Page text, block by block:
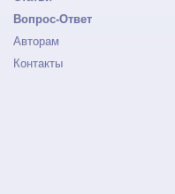
Вопрос-Ответ
Авторам
Контакты